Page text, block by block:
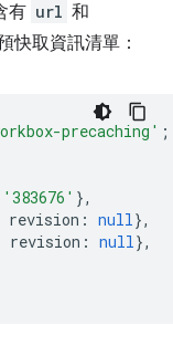
有 url 和
快取資訊清單：
precaching' ;
'383676' },
revision : null},
revision : null},